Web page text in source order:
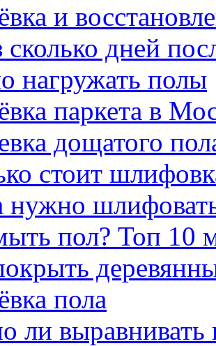
и
сколько дней
нагружать полы
паркета в
дощатого
стоит
нужно
пол? Топ 10
пола
ли выравнивать